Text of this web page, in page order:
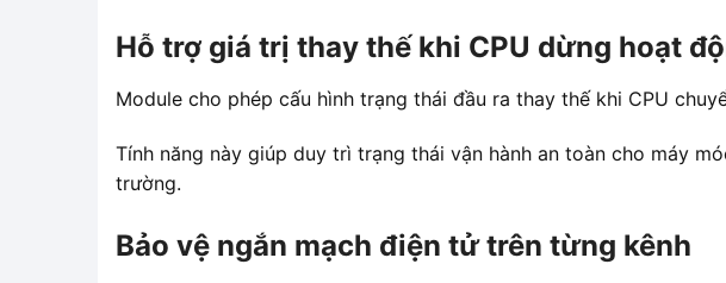
Hỗ trợ giá trị thay thế khi CPU dừng hoạt
Module cho phép cấu hình trạng thái đầu ra thay thế khi CPU
Tính năng này giúp duy trì trạng thái vận hành an toàn cho máy
trường.
Bảo vệ ngắn mạch điện tử trên từng kênh